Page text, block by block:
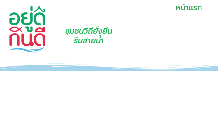
ชุมชนวิถียั่งยืน
ริมสายน้ำ
หน้าแรก